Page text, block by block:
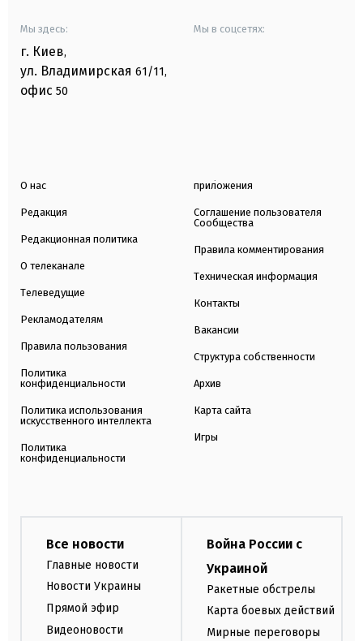
Мы здесь:
г. Киев,
ул. Владимирская 61/11,
офис 50
Мы в соцсетях:
О нас
Редакция
Редакционная политика
О телеканале
Телеведущие
Рекламодателям
Правила пользования
Политика
конфиденциальности
Политика использования
искусственного интеллекта
Политика
конфиденциальности
приложения
Соглашение пользователя
Сообщества
Правила комментирования
Техническая информация
Контакты
Вакансии
Структура собственности
Архив
Карта сайта
Игры
Все новости
Главные новости
Новости Украины
Прямой эфир
Видеоновости
Война России с
Украиной
Ракетные обстрелы
Карта боевых действий
Мирные переговоры